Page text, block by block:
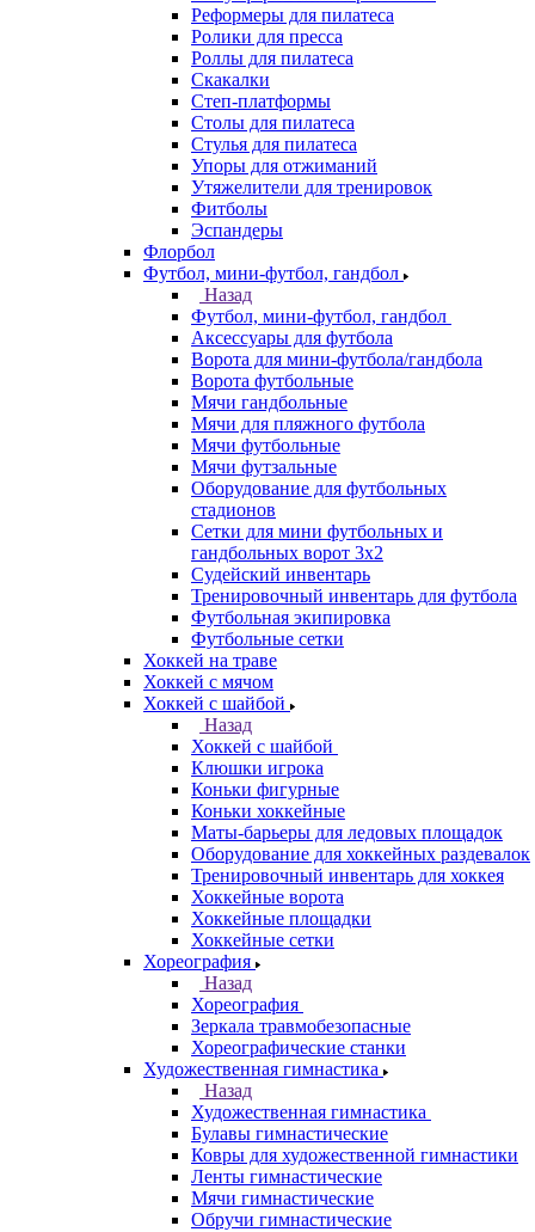
Реформеры для пилатеса
Ролики для пресса
Роллы для пилатеса
Скакалки
Степ-платформы
Столы для пилатеса
Стулья для пилатеса
Упоры для отжиманий
Утяжелители для тренировок
Фитболы
Эспандеры
Флорбол
Футбол, мини-футбол, гандбол
Назад
Футбол, мини-футбол, гандбол
Аксессуары для футбола
Ворота для мини-футбола/гандбола
Ворота футбольные
Мячи гандбольные
Мячи для пляжного футбола
Мячи футбольные
Мячи футзальные
Оборудование для футбольных
стадионов
Сетки для мини футбольных и
гандбольных ворот 3х2
Судейский инвентарь
Тренировочный инвентарь для футбола
Футбольная экипировка
Футбольные сетки
Хоккей на траве
Хоккей с мячом
Хоккей с шайбой
Назад
Хоккей с шайбой
Клюшки игрока
Коньки фигурные
Коньки хоккейные
Маты-барьеры для ледовых площадок
Оборудование для хоккейных раздевалок
Тренировочный инвентарь для хоккея
Хоккейные ворота
Хоккейные площадки
Хоккейные сетки
Хореография
Назад
Хореография
Зеркала травмобезопасные
Хореографические станки
Художественная гимнастика
Назад
Художественная гимнастика
Булавы гимнастические
Ковры для художественной гимнастики
Ленты гимнастические
Мячи гимнастические
Обручи гимнастические